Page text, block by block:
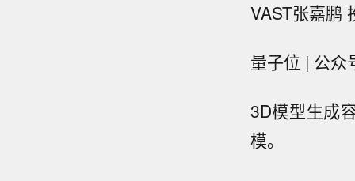
VAST张嘉鹏
量子位 | 公众
3D模型生成
模。